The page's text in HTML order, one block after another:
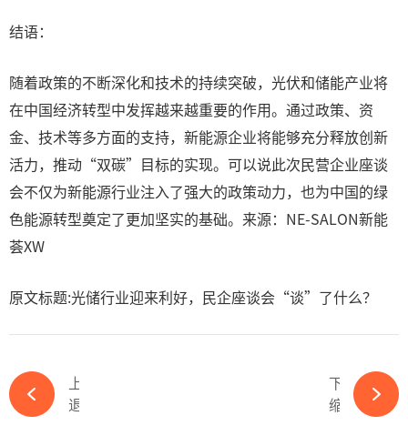
结语：
随着政策的不断深化和技术的持续突破，光伏和储能产业将
在中国经济转型中发挥越来越重要的作用。通过政策、资
金、技术等多方面的支持，新能源企业将能够充分释放创新
活力，推动“双碳”目标的实现。可以说此次民营企业座谈
会不仅为新能源行业注入了强大的政策动力，也为中国的绿
色能源转型奠定了更加坚实的基础。来源：NE-SALON新能
荟XW
原文标题:光储行业迎来利好，民企座谈会“谈”了什么？
下一篇
缩水9亿！项目变更！上能电气募资大变动-ky体育APP官网下载